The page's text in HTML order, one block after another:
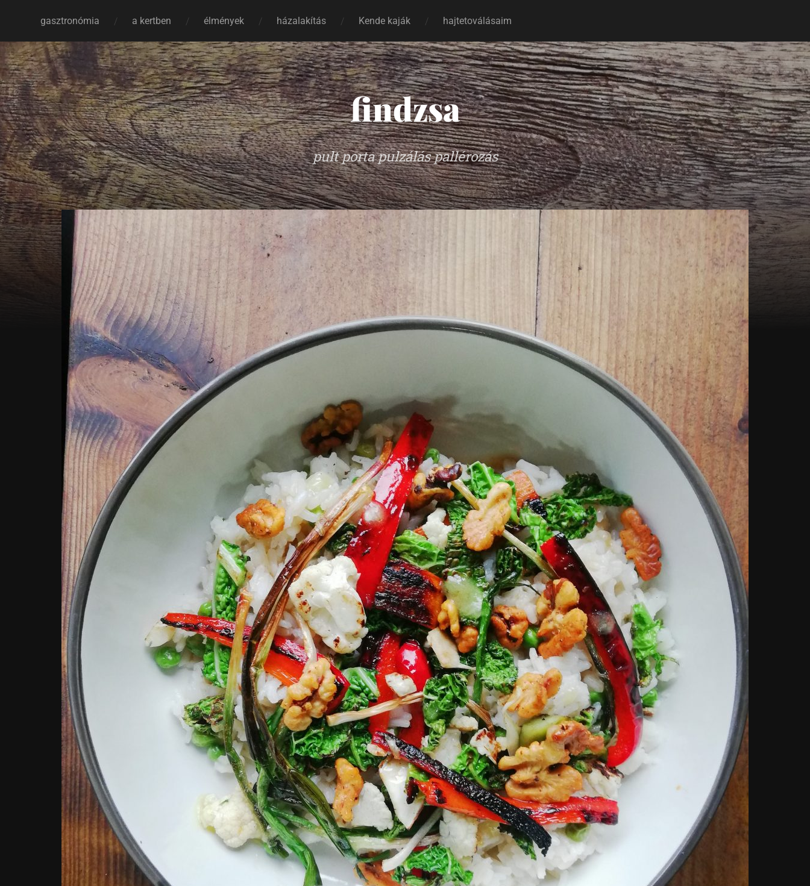
gasztronómia a kertben élmények házalakítás Kende kaják hajtetoválásaim
findzsa
pult porta pulzálás pallérozás